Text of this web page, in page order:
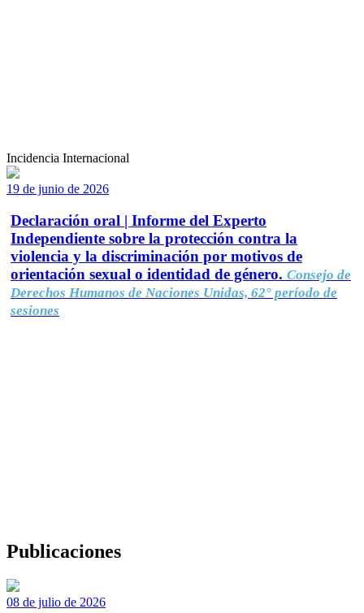
Incidencia Internacional
19 de junio de 2026
Declaración oral | Informe del Experto
Independiente sobre la protección contra la
violencia y la discriminación por motivos de
orientación sexual o identidad de género. Consejo de
Derechos Humanos de Naciones Unidas, 62° período de
sesiones
Publicaciones
08 de julio de 2026